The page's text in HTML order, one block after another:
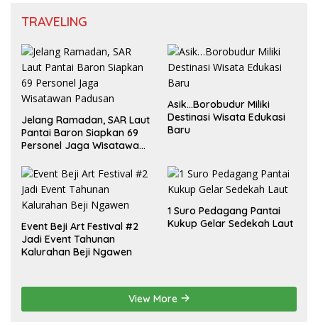
TRAVELING
Jelang Ramadan, SAR Laut
Pantai Baron Siapkan 69
Personel Jaga Wisatawan
Asik…Borobudur Miliki
Destinasi Wisata Edukasi
Baru
Event Beji Art Festival #2
Jadi Event Tahunan
Kalurahan Beji Ngawen
1 Suro Pedagang Pantai
Kukup Gelar Sedekah Laut
View More